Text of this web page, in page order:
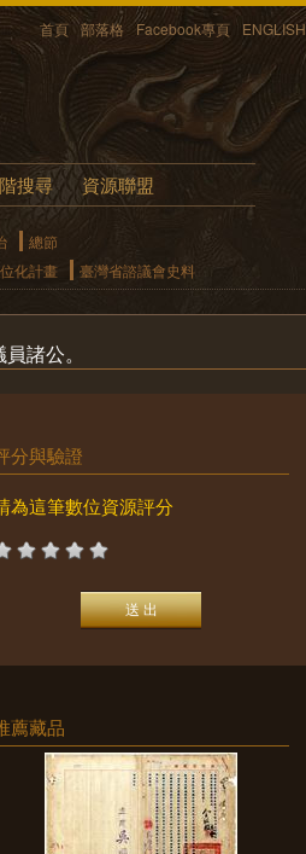
首頁 部落格 Facebook專頁 ENGLISH
搜尋 資源聯盟
總節
化計畫 臺灣省諮議會史料
諸公。
分與驗證
為這筆數位資源評分
薦藏品